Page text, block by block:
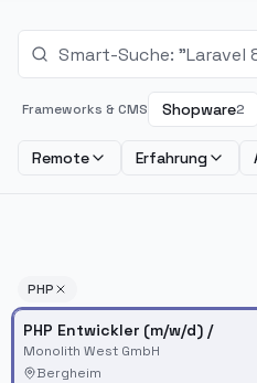
Frameworks & CMS Shopware2
Remote Erfahrung
PHP
PHP Entwickler (m/w/d) /
Monolith West GmbH
Bergheim